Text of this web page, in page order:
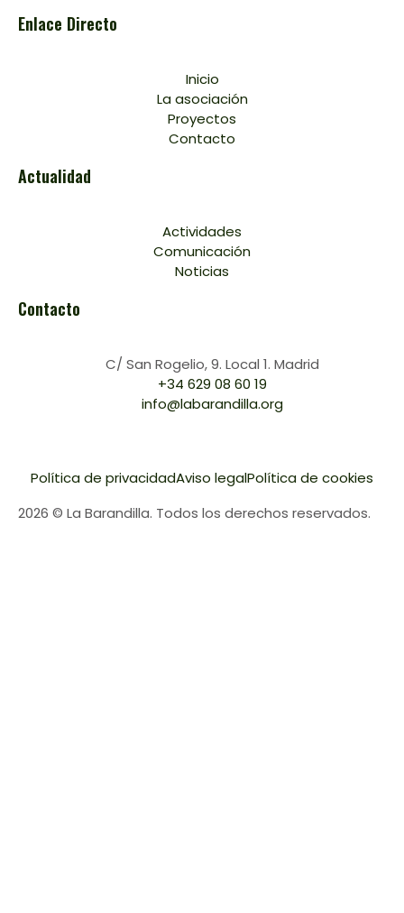
Enlace Directo
Inicio
La asociación
Proyectos
Contacto
Actualidad
Actividades
Comunicación
Noticias
Contacto
C/ San Rogelio, 9. Local 1. Madrid
+34 629 08 60 19
info@labarandilla.org
2026 © La Barandilla. Todos los derechos reservados.
Política de privacidadAviso legalPolítica de cookies